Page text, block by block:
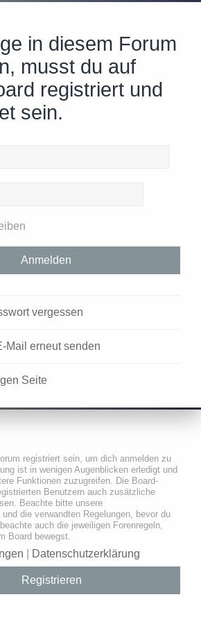
in diesem Forum
musst du auf
registriert und
sein.
vergessen
Mail erneut senden
Seite
registriert sein, um dich anmelden zu
ist in wenigen Augenblicken erledigt und
Funktionen zuzugreifen. Die Board-
Benutzern auch zusätzliche
Beachte bitte unsere
und die verwandten Regelungen, bevor du
auch die jeweiligen Forenregeln,
Board bewegst.
Datenschutzerklärung
Registrieren